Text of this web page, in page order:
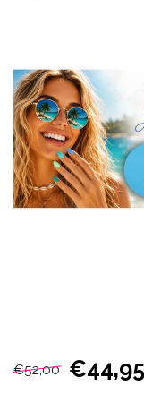
€52,00 €44,95